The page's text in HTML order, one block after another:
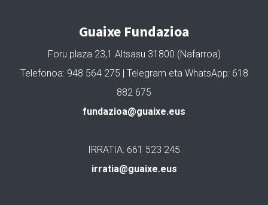
Guaixe Fundazioa
Foru plaza 23,1 Altsasu 31800 (Nafarroa)
Telefonoa: 948 564 275 | Telegram eta WhatsApp: 618
882 675
fundazioa@guaixe.eus
IRRATIA: 661 523 245
irratia@guaixe.eus